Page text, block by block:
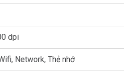
dpi
Network, Thẻ nhớ